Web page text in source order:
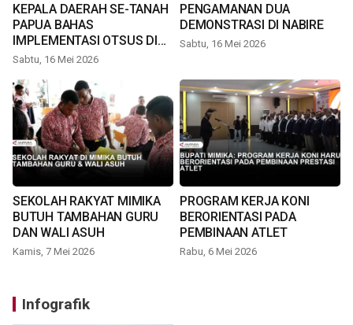
KEPALA DAERAH SE-TANAH
PAPUA BAHAS
IMPLEMENTASI OTSUS DI
TIMIKA
Sabtu, 16 Mei 2026
PENGAMANAN DUA
DEMONSTRASI DI NABIRE
Sabtu, 16 Mei 2026
SEKOLAH RAKYAT MIMIKA
BUTUH TAMBAHAN GURU
DAN WALI ASUH
Kamis, 7 Mei 2026
PROGRAM KERJA KONI
BERORIENTASI PADA
PEMBINAAN ATLET
Rabu, 6 Mei 2026
Infografik